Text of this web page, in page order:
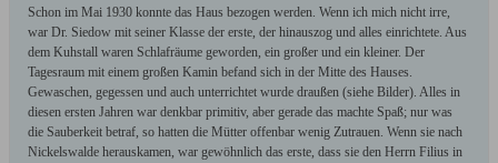
Schon im Mai 1930 konnte das Haus bezogen werden. Wenn ich mich nicht irre,
war Dr. Siedow mit seiner Klasse der erste, der hinauszog und alles einrichtete. Aus
dem Kuhstall waren Schlafräume geworden, ein großer und ein kleiner. Der
Tagesraum mit einem großen Kamin befand sich in der Mitte des Hauses.
Gewaschen, gegessen und auch unterrichtet wurde draußen (siehe Bilder). Alles in
diesen ersten Jahren war denkbar primitiv, aber gerade das machte Spaß; nur was
die Sauberkeit betraf, so hatten die Mütter offenbar wenig Zutrauen. Wenn sie nach
Nickelswalde herauskamen, war gewöhnlich das erste, dass sie den Herrn Filius in